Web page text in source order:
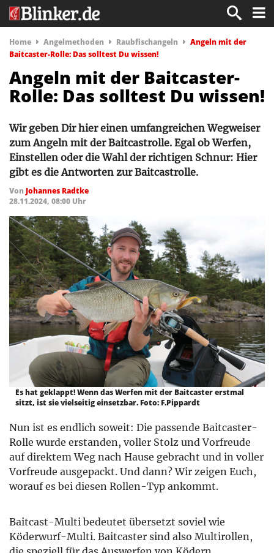
Home Angelmethoden Raubfischangeln
Angeln mit der
Baitcaster-Rolle: Das solltest Du wissen!
Angeln mit der Baitcaster-
Rolle: Das solltest Du wissen!
Wir geben Dir hier einen umfangreichen Wegweiser
zum Angeln mit der Baitcastrolle. Egal ob Werfen,
Einstellen oder die Wahl der richtigen Schnur: Hier
gibt es die Antworten zur Baitcastrolle.
Von Johannes Radtke
28.11.2024, 08:00 Uhr
Es hat geklappt! Wenn das Werfen mit der Baitcaster erstmal
sitzt, ist sie vielseitig einsetzbar. Foto: F.Pippardt
Nun ist es endlich soweit: Die passende Baitcaster-
Rolle wurde erstanden, voller Stolz und Vorfreude
auf direktem Weg nach Hause gebracht und in voller
Vorfreude ausgepackt. Und dann? Wir zeigen Euch,
worauf es bei diesen Rollen-Typ ankommt.
Baitcast-Multi bedeutet übersetzt soviel wie
Köderwurf-Multi. Baitcaster sind also Multirollen,